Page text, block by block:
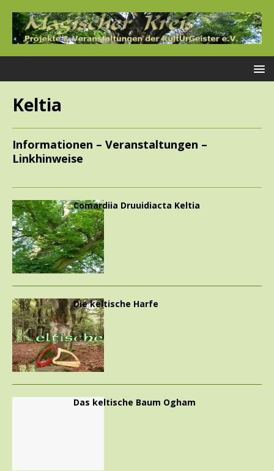
Keltia
Informationen – Veranstaltungen –
Linkhinweise
Comardiia Druuidiacta Keltia
Die keltische Harfe
Das keltische Baum Ogham